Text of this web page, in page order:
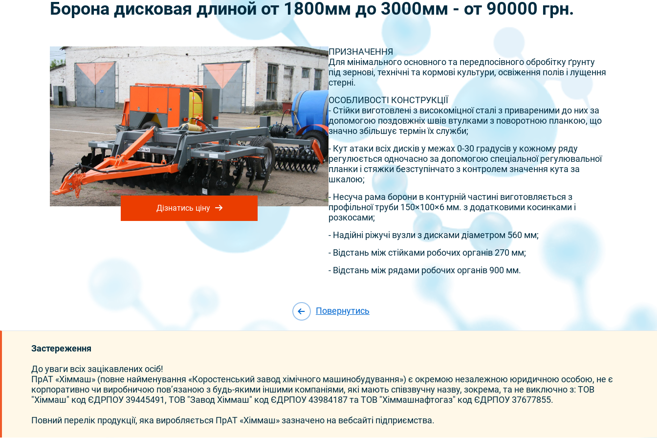
Борона дисковая длиной от 1800мм до 3000мм - от 90000 грн.
Дізнатись ціну
ПРИЗНАЧЕННЯ
Для мінімального основного та передпосівного обробітку ґрунту
під зернові, технічні та кормові культури, освіження полів і лущення
стерні.
ОСОБЛИВОСТІ КОНСТРУКЦІЇ
- Стійки виготовлені з високоміцної сталі з привареними до них за
допомогою поздовжніх швів втулками з поворотною планкою, що
значно збільшує термін їх служби;
- Кут атаки всіх дисків у межах 0-30 градусів у кожному ряду
регулюється одночасно за допомогою спеціальної регулювальної
планки і стяжки безступінчато з контролем значення кута за
шкалою;
- Несуча рама борони в контурній частині виготовляється з
профільної труби 150×100×6 мм. з додатковими косинками і
розкосами;
- Надійні ріжучі вузли з дисками діаметром 560 мм;
- Відстань між стійками робочих органів 270 мм;
- Відстань між рядами робочих органів 900 мм.
Повернутись
Застереження
До уваги всіх зацікавлених осіб!
ПрАТ «Хіммаш» (повне найменування «Коростенський завод хімічного машинобудування») є окремою незалежною юридичною особою, не є
корпоративно чи виробничою повʼязаною з будь-якими іншими компаніями, які мають співзвучну назву, зокрема, та не виключно з: ТОВ
"Хіммаш" код ЄДРПОУ 39445491, ТОВ "Завод Хіммаш" код ЄДРПОУ 43984187 та ТОВ "Хіммашнафтогаз" код ЄДРПОУ 37677855.
Повний перелік продукції, яка виробляється ПрАТ «Хіммаш» зазначено на вебсайті підприємства.